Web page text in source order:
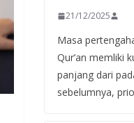
21/12/2025
Masa
Qur’an memliki
panjang dari
sebelumnya,